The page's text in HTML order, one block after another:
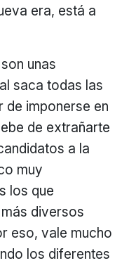
era, está a
son unas
saca todas las
de imponerse en
de extrañarte
a la
muy
los que
diversos
eso, vale mucho
los diferentes